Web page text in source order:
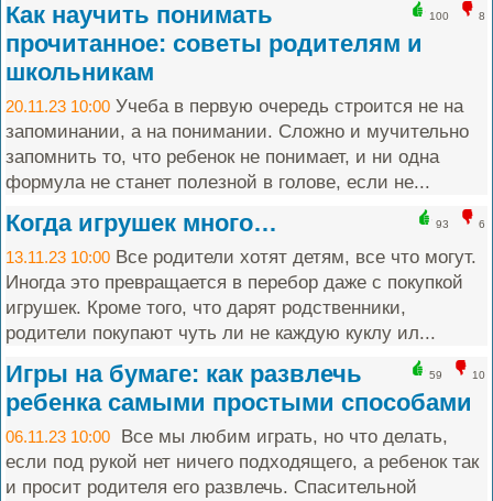
100 8
Как научить понимать
прочитанное: советы родителям и
школьникам
20.11.23 10:00 Учеба в первую очередь строится не на
запоминании, а на понимании. Сложно и мучительно
запомнить то, что ребенок не понимает, и ни одна
формула не станет полезной в голове, если не...
93 6
Когда игрушек много…
13.11.23 10:00 Все родители хотят детям, все что могут.
Иногда это превращается в перебор даже с покупкой
игрушек. Кроме того, что дарят родственники,
родители покупают чуть ли не каждую куклу ил...
59 10
Игры на бумаге: как развлечь
ребенка самыми простыми способами
06.11.23 10:00 Все мы любим играть, но что делать,
если под рукой нет ничего подходящего, а ребенок так
и просит родителя его развлечь. Спасительной